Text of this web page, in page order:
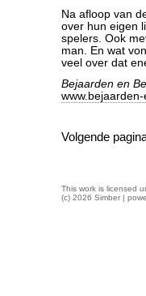
Na afloop van
over hun eigen
spelers. Ook
man. En wat
veel over dat
Bejaarden en
Volgende
This work is licensed
(c) 2026 Simber |